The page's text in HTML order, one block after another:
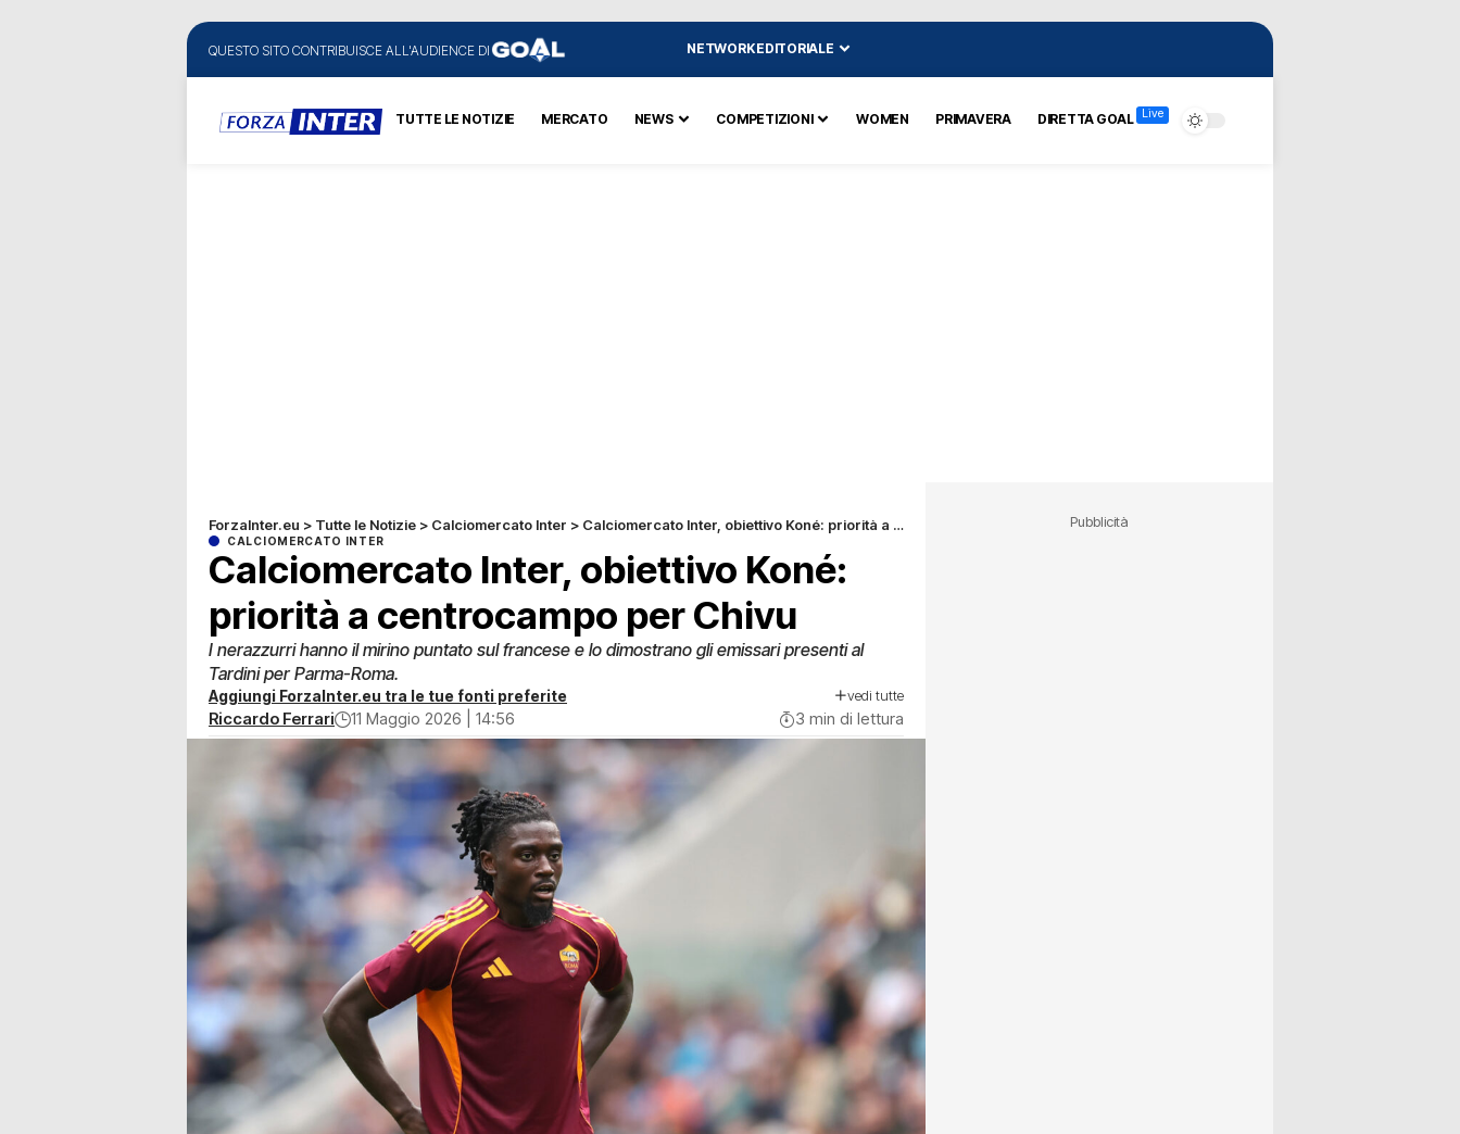
QUESTO SITO CONTRIBUISCE ALL'AUDIENCE DI NETWORK EDITORIALE
TUTTE LE NOTIZIE MERCATO NEWS COMPETIZIONI WOMEN PRIMAVERA DIRETTA GOAL Live
ForzaInter.eu > Tutte le Notizie > Calciomercato Inter > Calciomercato Inter, obiettivo Koné: priorità a centrocampo per Chivu
CALCIOMERCATO INTER
Calciomercato Inter, obiettivo Koné:
priorità a centrocampo per Chivu
I nerazzurri hanno il mirino puntato sul francese e lo dimostrano gli emissari presenti al
Tardini per Parma-Roma.
Aggiungi ForzaInter.eu tra le tue fonti preferite vedi tutte
Riccardo Ferrari 11 Maggio 2026 | 14:56 3 min di lettura
Pubblicità